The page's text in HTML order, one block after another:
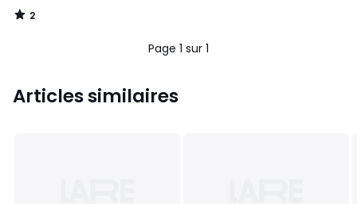
2
/
Page 1 sur 1
Articles similaires